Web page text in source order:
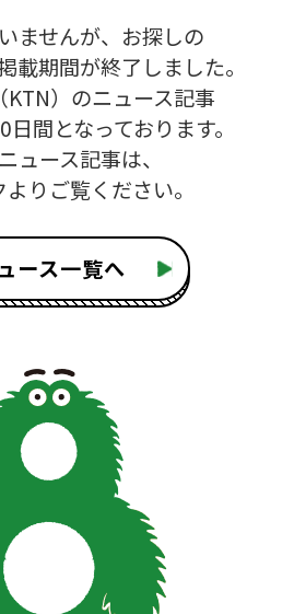
ませんが、お探しの
載期間が終了しました。
KTN）のニュース記事
間となっております。
ュース記事は、
りご覧ください。
ース一覧へ